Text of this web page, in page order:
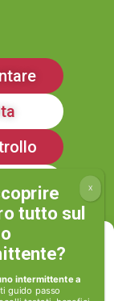
come i cookie
Il
intermittente a
guido passo